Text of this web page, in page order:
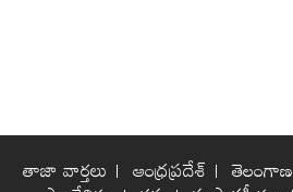
తాజా వార్తలు ఆంధ్రప్రదేశ్ తెలంగాణ